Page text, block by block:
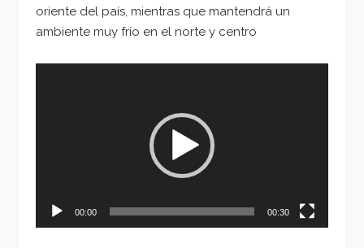
oriente del país, mientras que mantendrá un
ambiente muy frío en el norte y centro
00:00 00:30